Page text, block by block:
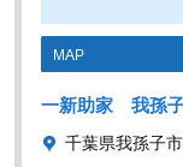
MAP
一新助家 我孫子
千葉県我孫子